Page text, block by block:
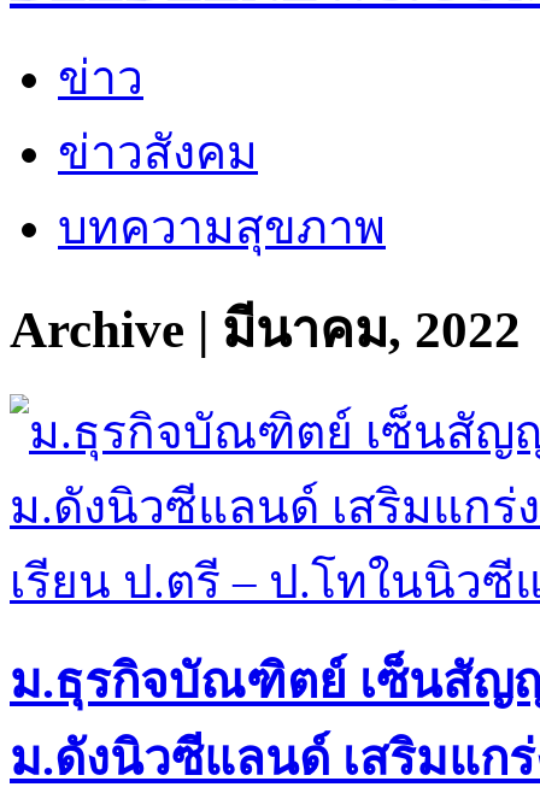
ข่าว
ข่าวสังคม
บทความสุขภาพ
Archive | มีนาคม, 2022
ม.ธุรกิจบัณฑิตย์ เซ็นสัญ
ม.ดังนิวซีแลนด์ เสริมแก